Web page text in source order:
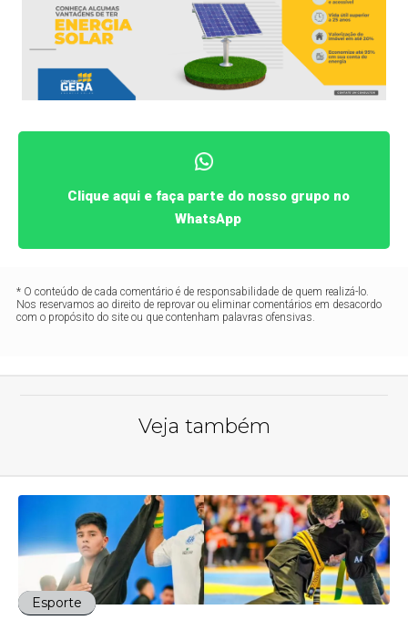
Clique aqui e faça parte do nosso grupo no
WhatsApp
* O conteúdo de cada comentário é de responsabilidade de quem realizá-lo.
Nos reservamos ao direito de reprovar ou eliminar comentários em desacordo
com o propósito do site ou que contenham palavras ofensivas.
Veja também
Esporte